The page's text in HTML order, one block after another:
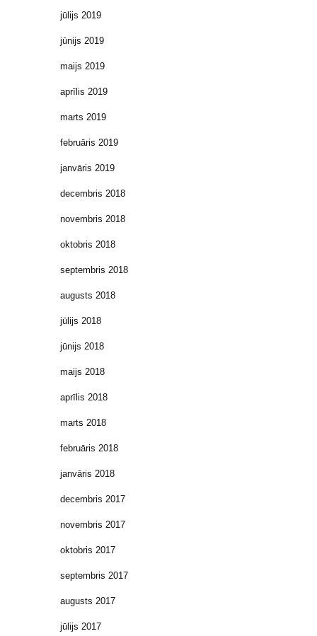
jūlijs 2019
jūnijs 2019
maijs 2019
aprīlis 2019
marts 2019
februāris 2019
janvāris 2019
decembris 2018
novembris 2018
oktobris 2018
septembris 2018
augusts 2018
jūlijs 2018
jūnijs 2018
maijs 2018
aprīlis 2018
marts 2018
februāris 2018
janvāris 2018
decembris 2017
novembris 2017
oktobris 2017
septembris 2017
augusts 2017
jūlijs 2017